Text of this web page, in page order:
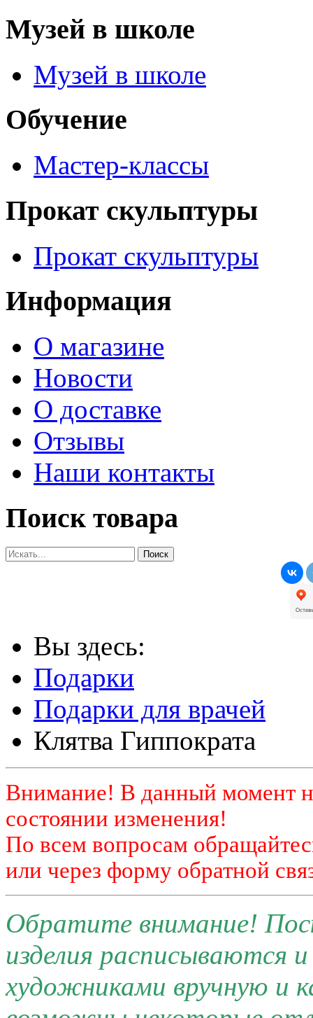
Музей в школе
Музей в школе
Обучение
Мастер-классы
Прокат скульптуры
Прокат скульптуры
Информация
О магазине
Новости
О доставке
Отзывы
Наши контакты
Поиск товара
Вы здесь:
Подарки
Подарки для врачей
Клятва Гиппократа
Внимание! В данный момент
состоянии изменения!
По всем вопросам
или через форму обратной
Обратите внимание!
изделия расписываются
художниками вручную и